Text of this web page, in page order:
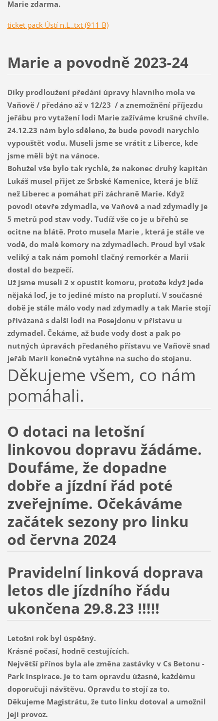
Marie zdarma.
ticket pack Ústí n.L..txt (911 B)
Marie a povodně 2023-24
Díky prodloužení předání úpravy hlavního mola ve
Vaňově / předáno až v 12/23 / a znemožnění příjezdu
jeřábu pro vytažení lodi Marie zažíváme krušné chvíle.
24.12.23 nám bylo sděleno, že bude povodí narychlo
vypouštět vodu. Museli jsme se vrátit z Liberce, kde
jsme měli být na vánoce.
Bohužel vše bylo tak rychlé, že nakonec druhý kapitán
Lukáš musel přijet ze Srbské Kamenice, která je blíž
než Liberec a pomáhat při záchraně Marie. Když
povodí otevře zdymadla, ve Vaňově a nad zdymadly je
5 metrů pod stav vody. Tudíž vše co je u břehů se
ocitne na blátě. Proto musela Marie , která je stále ve
vodě, do malé komory na zdymadlech. Proud byl však
veliký a tak nám pomohl tlačný remorkér a Marii
dostal do bezpečí.
Už jsme museli 2 x opustit komoru, protože když jede
nějaká loď, je to jediné místo na proplutí. V současné
době je stále málo vody nad zdymadly a tak Marie stojí
přivázaná s další lodí na Posejdonu v přístavu u
zdymadel. Čekáme, až bude vody dost a pak po
nutných úpravách předaného přístavu ve Vaňově snad
jeřáb Marii konečně vytáhne na sucho do stojanu.
Děkujeme všem, co nám
pomáhali.
O dotaci na letošní
linkovou dopravu žádáme.
Doufáme, že dopadne
dobře a jízdní řád poté
zveřejníme. Očekáváme
začátek sezony pro linku
od června 2024
Pravidelní linková doprava
letos dle jízdního řádu
ukončena 29.8.23 !!!!!
Letošní rok byl úspěšný.
Krásné počasí, hodně cestujících.
Největší přínos byla ale změna zastávky v Cs Betonu -
Park Inspirace. Je to tam opravdu úžasné, každému
doporučuji návštěvu. Opravdu to stojí za to.
Děkujeme Magistrátu, že tuto linku dotoval a umožnil
její provoz.